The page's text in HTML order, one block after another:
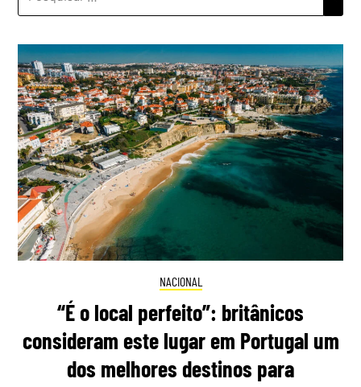
POR:
NACIONAL
“É o local perfeito”: britânicos
consideram este lugar em Portugal um
dos melhores destinos para